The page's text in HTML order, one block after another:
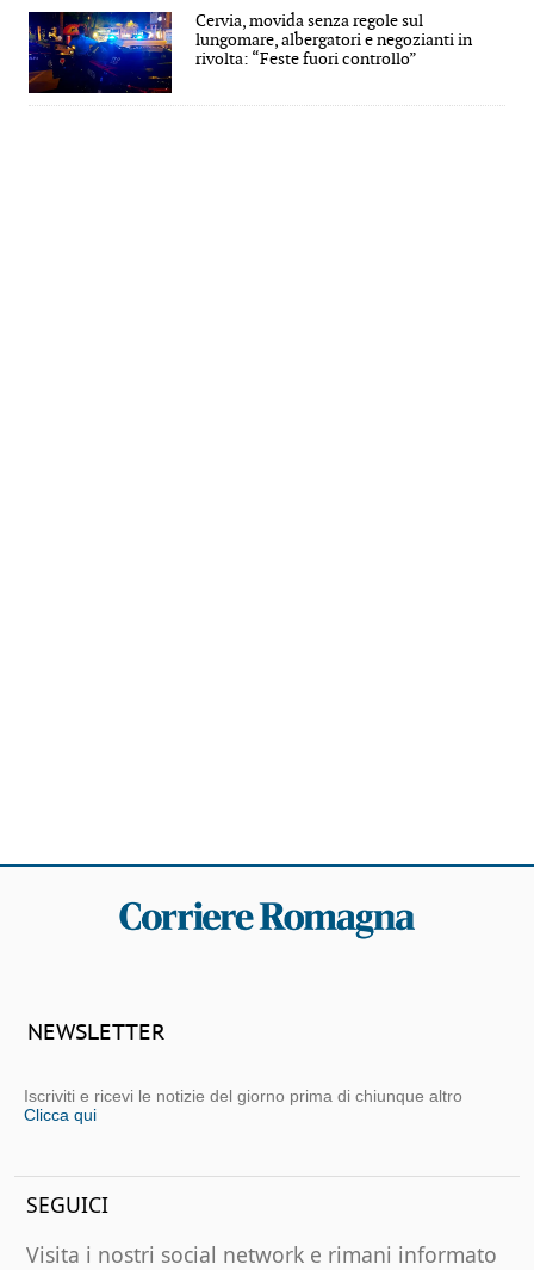
Cervia, movida senza regole sul
lungomare, albergatori e negozianti in
rivolta: “Feste fuori controllo”
NEWSLETTER
Iscriviti e ricevi le notizie del giorno prima di chiunque altro
Clicca qui
SEGUICI
Visita i nostri social network e rimani informato